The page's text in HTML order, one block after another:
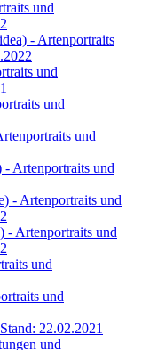
und
- Artenportraits
und
und
und
Artenportraits und
- Artenportraits und
- Artenportraits und
und
und
22.02.2021
und